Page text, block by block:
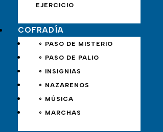
EJERCICIO
COFRADÍA
∘ PASO DE MISTERIO
∘ PASO DE PALIO
∘ INSIGNIAS
∘ NAZARENOS
∘ MÚSICA
∘ MARCHAS